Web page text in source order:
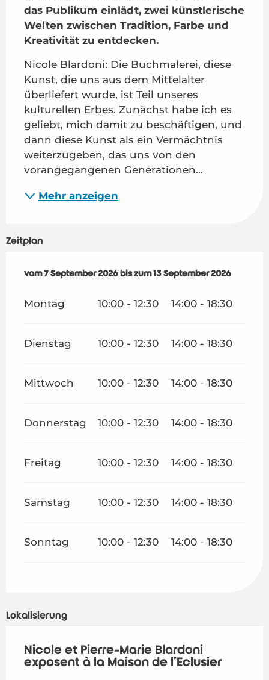
das Publikum einlädt, zwei künstlerische
Welten zwischen Tradition, Farbe und
Kreativität zu entdecken.
Nicole Blardoni: Die Buchmalerei, diese
Kunst, die uns aus dem Mittelalter
überliefert wurde, ist Teil unseres
kulturellen Erbes. Zunächst habe ich es
geliebt, mich damit zu beschäftigen, und
dann diese Kunst als ein Vermächtnis
weiterzugeben, das uns von den
vorangegangenen Generationen...
Mehr anzeigen
Zeitplan
vom7 September 2026 bis zum13 September 2026
vom7 September 2026 bis zum13 September 2026
Montag 10:00 - 12:30 14:00 - 18:30
Dienstag 10:00 - 12:30 14:00 - 18:30
Mittwoch 10:00 - 12:30 14:00 - 18:30
Donnerstag 10:00 - 12:30 14:00 - 18:30
Freitag 10:00 - 12:30 14:00 - 18:30
Samstag 10:00 - 12:30 14:00 - 18:30
Sonntag 10:00 - 12:30 14:00 - 18:30
Lokalisierung
Nicole et Pierre-Marie Blardoni
exposent à la Maison de l'Eclusier